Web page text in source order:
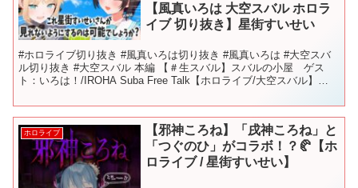
【風真いろは 大空スバル ホロラ
イブ 切り抜き】星街すいせい
#ホロライブ切り抜き #風真いろは切り抜き #風真いろは #大空スバ
ル切り抜き #大空スバル 本編 【＃生スバル】スバルの小屋 ゲス
ト：いろは！/IROHA Suba Free Talk【ホロライブ/大空スバル】
ホロライブ
【邪神ころね】「戌神ころね」と
「つぐのひ」がコラボ！？🥐【ホ
ロライブ / 星街すいせい】